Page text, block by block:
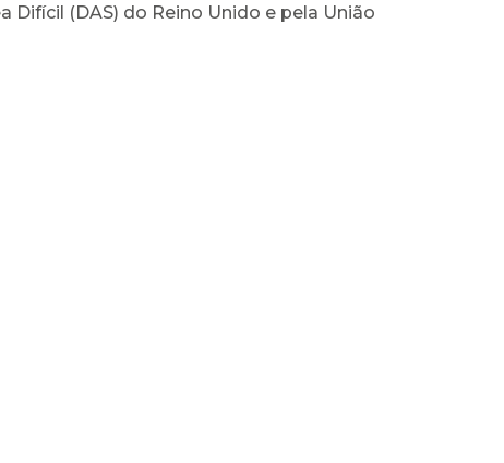
Difícil (DAS) do Reino Unido e pela União